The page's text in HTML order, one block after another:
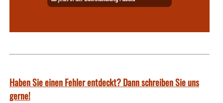
Haben Sie einen Fehler entdeckt? Dann schreiben Sie uns
gerne!